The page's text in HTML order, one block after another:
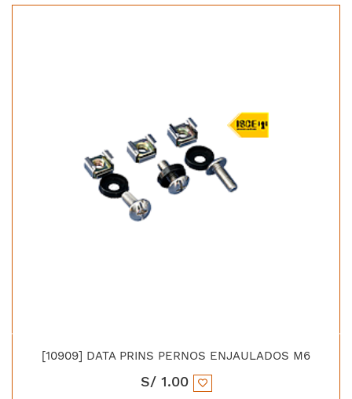
[10909] DATA PRINS PERNOS ENJAULADOS M6
S/ 1.00